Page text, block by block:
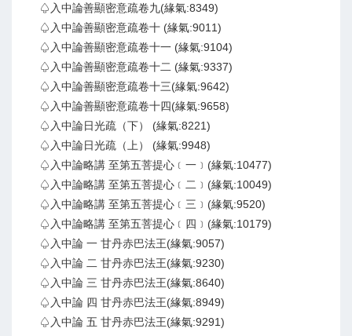
♤入中論善顯密意疏卷九(緣氣:8349)
♤入中論善顯密意疏卷十 (緣氣:9011)
♤入中論善顯密意疏卷十一 (緣氣:9104)
♤入中論善顯密意疏卷十二 (緣氣:9337)
♤入中論善顯密意疏卷十三(緣氣:9642)
♤入中論善顯密意疏卷十四(緣氣:9658)
♤入中論日光疏（下） (緣氣:8221)
♤入中論日光疏（上） (緣氣:9948)
♤入中論略講 至第五菩提心﹝一﹞(緣氣:10477)
♤入中論略講 至第五菩提心﹝二﹞(緣氣:10049)
♤入中論略講 至第五菩提心﹝三﹞(緣氣:9520)
♤入中論略講 至第五菩提心﹝四﹞(緣氣:10179)
♤入中論 一 甘丹赤巴法王(緣氣:9057)
♤入中論 二 甘丹赤巴法王(緣氣:9230)
♤入中論 三 甘丹赤巴法王(緣氣:8640)
♤入中論 四 甘丹赤巴法王(緣氣:8949)
♤入中論 五 甘丹赤巴法王(緣氣:9291)